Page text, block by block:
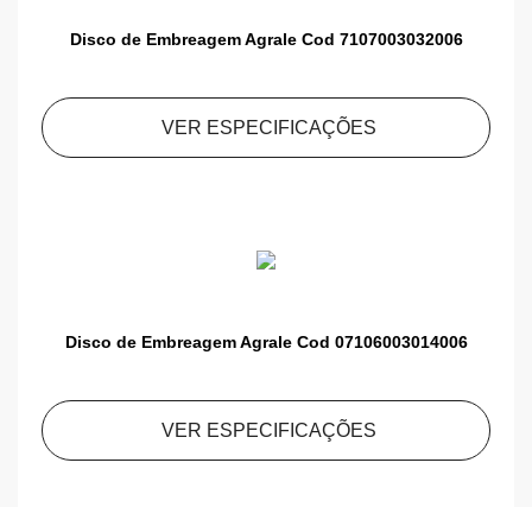
Disco de Embreagem Agrale Cod 7107003032006
VER ESPECIFICAÇÕES
Disco de Embreagem Agrale Cod 07106003014006
VER ESPECIFICAÇÕES